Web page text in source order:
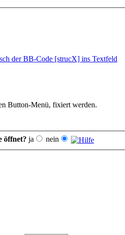
Button-Menü, fixiert werden.
öffnet? ja nein